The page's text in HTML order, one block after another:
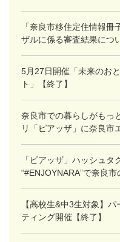
「奈良市移住定住情報
ザルに係る審査結果につ
5月27日開催「未来のお
ト」【終了】
奈良市での暮らしがもっ
リ「ピアッザ」に奈良市
「ピアッザ」ハッシュタ
“#ENJOYNARA”で奈良
【高校生&中3生対象】
ティング開催【終了】